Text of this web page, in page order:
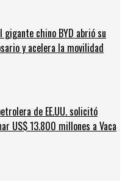
gigante chino BYD abrió su
y acelera la movilidad
de EE.UU. solicitó
US$ 13.800 millones a Vaca